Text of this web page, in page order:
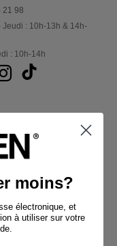
21 98
Jeudi : 10h-13h & 14h-
: 10h-14h
moins?
électronique, et
à utiliser sur votre